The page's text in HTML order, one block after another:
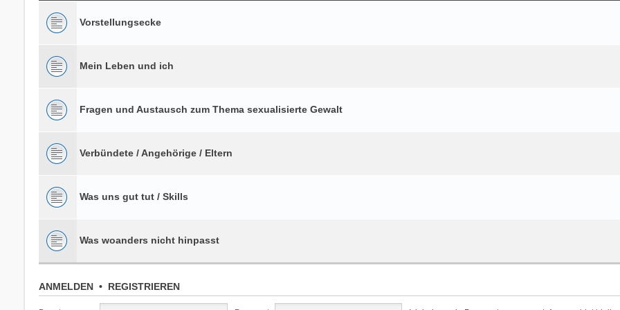
Vorstellungsecke
Mein Leben und ich
Fragen und Austausch zum Thema sexualisierte Gewalt
Verbündete / Angehörige / Eltern
Was uns gut tut / Skills
Was woanders nicht hinpasst
ANMELDEN• REGISTRIEREN